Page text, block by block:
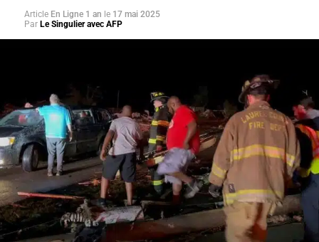
Article En Ligne 1 an le 17 mai 2025
Par Le Singulier avec AFP